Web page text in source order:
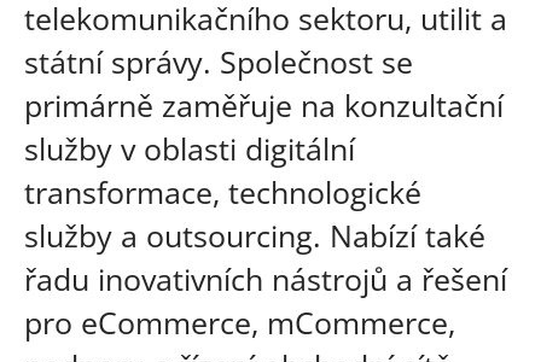
telekomunikačního sektoru, utilit a
státní správy. Společnost se
primárně zaměřuje na konzultační
služby v oblasti digitální
transformace, technologické
služby a outsourcing. Nabízí také
řadu inovativních nástrojů a řešení
pro eCommerce, mCommerce,